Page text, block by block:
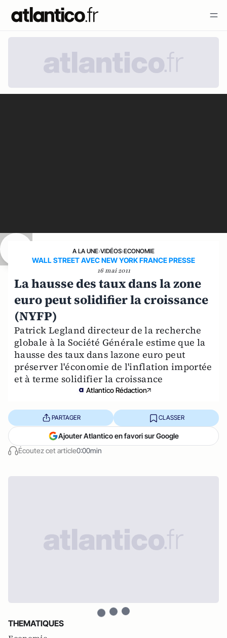
A LA UNE›VIDÉOS›ECONOMIE
WALL STREET AVEC NEW YORK FRANCE PRESSE
16 mai 2011
La hausse des taux dans la zone
euro peut solidifier la croissance
(NYFP)
Patrick Legland directeur de la recherche
globale à la Société Générale estime que la
hausse des taux dans lazone euro peut
préserver l'économie de l'inflation importée
et à terme solidifier la croissance
Atlantico Rédaction
Écoutez cet article0:00min
PARTAGER CLASSER
Ajouter Atlantico en favori sur Google
THEMATIQUES